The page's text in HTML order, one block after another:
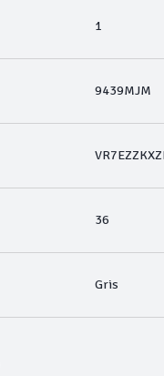
1
9439MJM
36
Gris